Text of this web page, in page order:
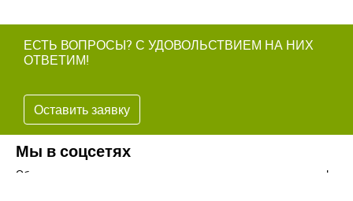
ЕСТЬ ВОПРОСЫ? С УДОВОЛЬСТВИЕМ НА НИХ
ОТВЕТИМ!
Оставить заявку
Мы в соцсетях
Обязательно подпишитесь на наши аккаунты в социальных сетях!